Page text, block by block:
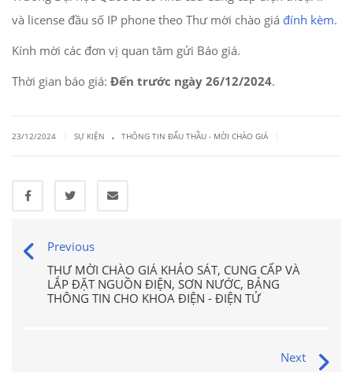
và license đầu số IP phone theo Thư mời chào giá đính kèm.
Kính mời các đơn vị quan tâm gửi Báo giá.
Thời gian báo giá: Đến trước ngày 26/12/2024.
23/12/2024 SỰ KIỆN . THÔNG TIN ĐẤU THẦU - MỜI CHÀO GIÁ
Previous
THƯ MỜI CHÀO GIÁ KHẢO SÁT, CUNG CẤP VÀ
LẮP ĐẶT NGUỒN ĐIỆN, SƠN NƯỚC, BẢNG
THÔNG TIN CHO KHOA ĐIỆN - ĐIỆN TỬ
Next